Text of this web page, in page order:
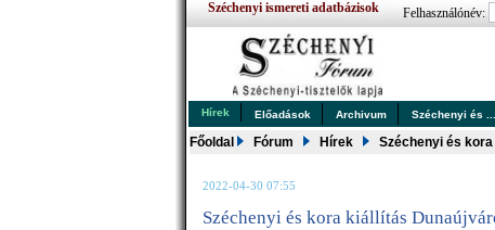
Széchenyi ismereti adatbázisok Felhasználónév:
Hírek Előadások Archivum Széchenyi és ...
Főoldal Fórum Hírek Széchenyi és
2022-04-30 07:55
Széchenyi és kora kiállítás